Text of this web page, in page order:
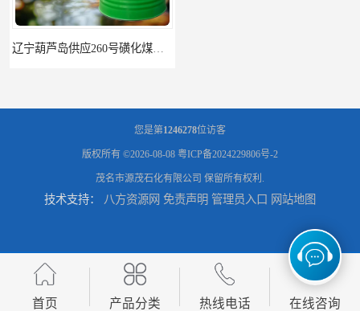
您是第1246278位访客
版权所有 ©2026-08-08 粤ICP备2024229806号-2
茂名市源茂石化有限公司 保留所有权利.
技术支持： 八方资源网 免责声明 管理员入口 网站地图
首页 产品分类 热线电话 在线咨询